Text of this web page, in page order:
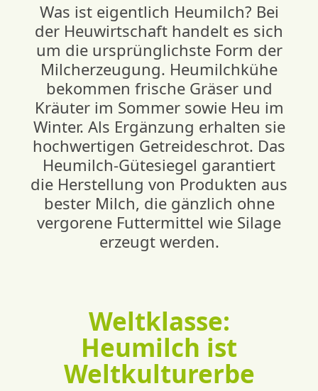
Was ist eigentlich Heumilch? Bei
der Heuwirtschaft handelt es sich
um die ursprünglichste Form der
Milcherzeugung. Heumilchkühe
bekommen frische Gräser und
Kräuter im Sommer sowie Heu im
Winter. Als Ergänzung erhalten sie
hochwertigen Getreideschrot. Das
Heumilch-Gütesiegel garantiert
die Herstellung von Produkten aus
bester Milch, die gänzlich ohne
vergorene Futtermittel wie Silage
erzeugt werden.
Weltklasse:
Heumilch ist
Weltkulturerbe